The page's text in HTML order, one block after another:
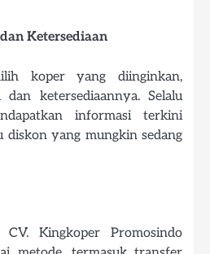
Ketersediaan
koper yang diinginkan,
ketersediaannya. Selalu
informasi terkini
diskon yang mungkin sedang
Kingkoper Promosindo